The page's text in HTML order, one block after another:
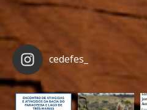
cedefes_